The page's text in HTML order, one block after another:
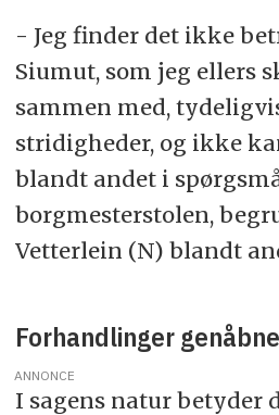
- Jeg finder det ikke
Siumut, som jeg ellers
sammen med,
stridigheder, og ikke
blandt andet i
borgmesterstolen,
Vetterlein (N) blandt
Forhandlinger
ANNONCE
I sagens natur betyder